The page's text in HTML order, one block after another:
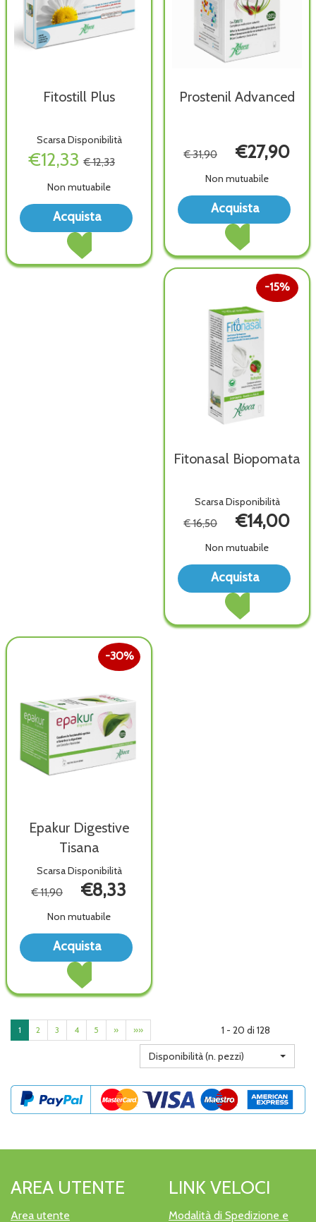
Fitostill Plus
Scarsa Disponibilità
€12,33 € 12,33
Non mutuabile
Acquista
Acquista Fitostill
carrello
Acquista Fitostill
Prostenil Advanced
€ 31,90 €27,90
Non mutuabile
Acquista
Acquista Prostenil
carrello
Fitonasal Biopomata
Scarsa Disponibilità
15%
€ 16,50 €14,00
Non mutuabile
Acquista
Acquista Fitonasal
carrello
Epakur Digestive
Tisana
Scarsa Disponibilità
30%
€ 11,90 €8,33
Non mutuabile
Acquista
Acquista Epakur
Tisana al
wishlist
1 2 3 4 5 » »» 1 - 20 di 128
Disponibilità (n. pezzi)
AREA UTENTE
Area utente
LINK VELOCI
Modalità di Spedizione e